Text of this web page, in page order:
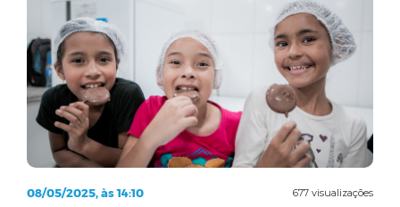
677 visualizações
08/05/2025, às 14:10